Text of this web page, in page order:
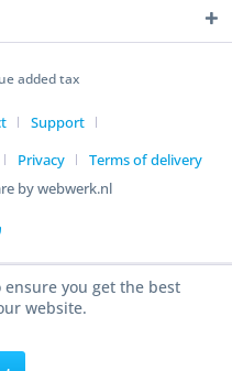
added tax
Support
Privacy
Terms of delivery
by webwerk.nl
you get the best
website.